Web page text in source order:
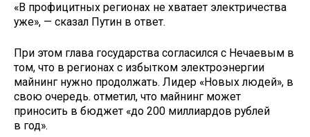
«В профицитных регионах не хватает электричества
уже», — сказал Путин в ответ.
При этом глава государства согласился с Нечаевым в
том, что в регионах с избытком электроэнергии
майнинг нужно продолжать. Лидер «Новых людей», в
свою очередь. отметил, что майнинг может
приносить в бюджет «до 200 миллиардов рублей
в год».